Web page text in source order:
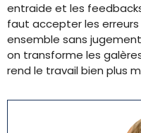
entraide et les
faut accepter les
ensemble sans
on transforme les
rend le travail bien plus